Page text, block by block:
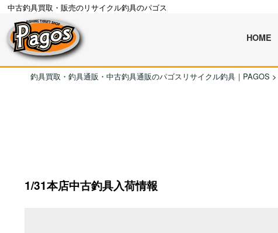
中古釣具買取・販売のリサイクル釣具のパゴス
HOME
釣具買取・釣具通販・中古釣具通販のパゴスリサイクル釣具｜PAGOS >
1/31本店中古釣具入荷情報